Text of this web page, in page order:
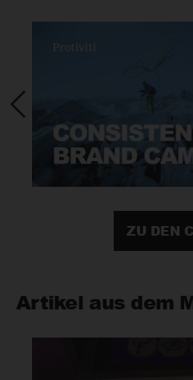
ZU DEN
Artikel aus dem